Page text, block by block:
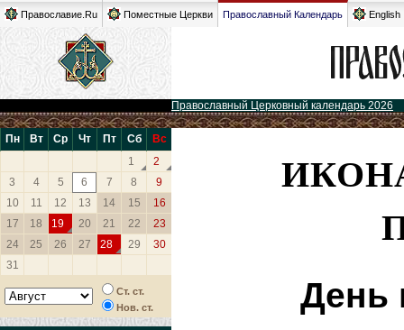
Православие.Ru Поместные Церкви Православный Календарь English
Православный Церковный календарь 2026
Пн Вт Ср Чт Пт Сб
Вс
1
2
3
4 5 6 7 8
9
10
11 12 13 14 15
16
17
18 19 20 21 22
23
24
25 26 27 28 29
30
31
Ст. ст.
Нов. ст.
День